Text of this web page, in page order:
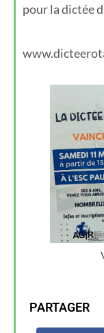
pour la dictée
PARTAGER